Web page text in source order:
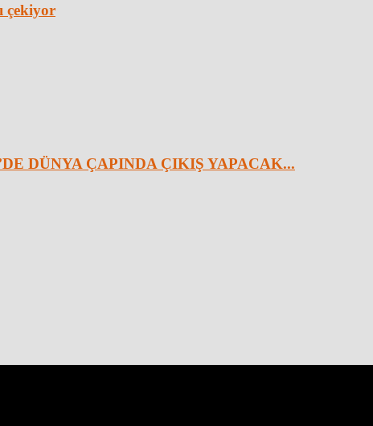
çekiyor
DÜNYA ÇAPINDA ÇIKIŞ YAPACAK...